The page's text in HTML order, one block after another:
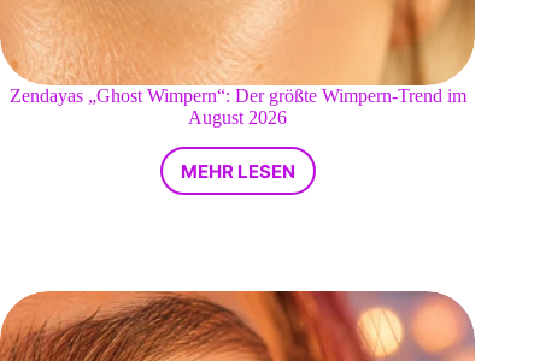
Zendayas „Ghost Wimpern“: Der größte Wimpern-Trend im
August 2026
MEHR LESEN